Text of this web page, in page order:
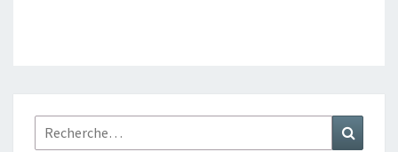
Rechercher :